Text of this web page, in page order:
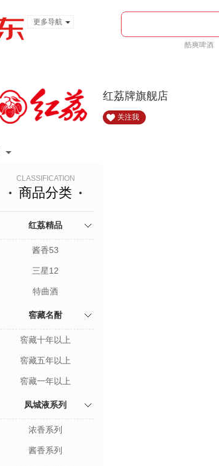
更多导航
酷爽啤酒
红荔牌旗舰店
关注我
CLASSIFICATION
商品分类
红荔精品
酱香53
三星12
特曲酒
窖藏名酎
窖藏十年以上
窖藏五年以上
窖藏一年以上
凤城液系列
浓香系列
酱香系列